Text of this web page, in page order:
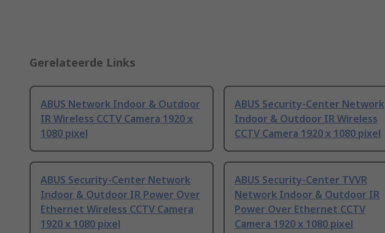
Gerelateerde Links
ABUS Network Indoor & Outdoor
IR Wireless CCTV Camera 1920 x
1080 pixel
ABUS Security-Center Network
Indoor & Outdoor IR Wireless
CCTV Camera 1920 x 1080 pixel
ABUS Security-Center Network
Indoor & Outdoor IR Power Over
Ethernet Wireless CCTV Camera
1920 x 1080 pixel
ABUS Security-Center TVVR
Network Indoor & Outdoor IR
Power Over Ethernet CCTV
Camera 1920 x 1080 pixel